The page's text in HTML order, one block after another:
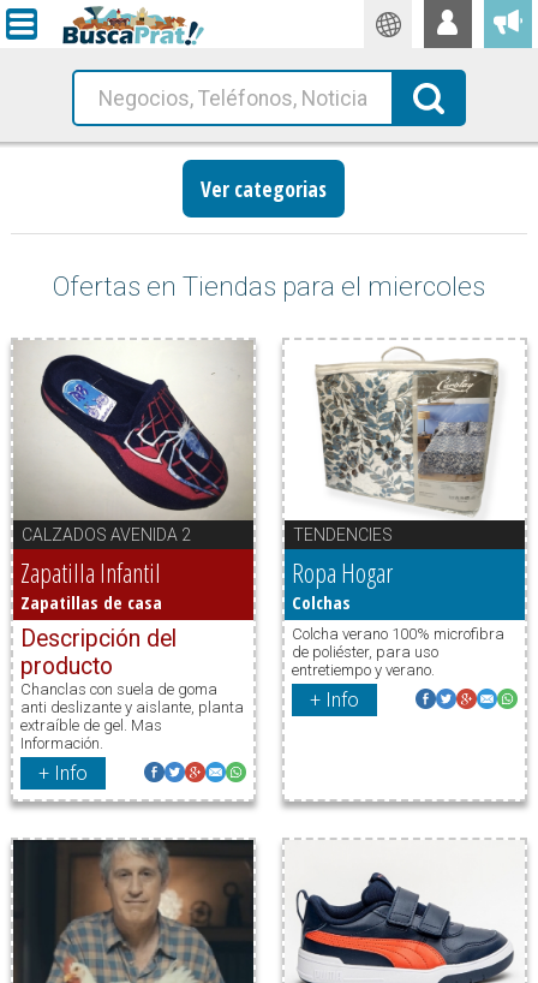
Traductor
Busca!
Ver categorias
Ofertas en Tiendas para el miercoles
CALZADOS AVENIDA 2
Zapatilla Infantil
Zapatillas de casa
Descripción del
producto
Chanclas con suela de goma
anti deslizante y aislante, planta
extraíble de gel. Mas
Información.
+ Info
TENDENCIES
Ropa Hogar
Colchas
Colcha verano 100% microfibra
de poliéster, para uso
entretiempo y verano.
+ Info